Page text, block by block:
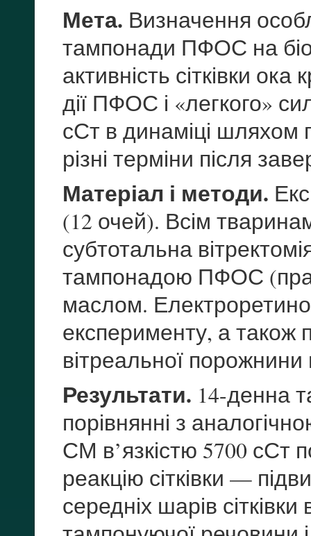
Мета. Визначення
тампонади ПФОС на
активність сітківки
дії ПФОС і «легкого»
сСт в динаміці шляхом
різні терміни після
Матеріал і методи.
(12 очей). Всім
субтотальна
тампонадою ПФОС
маслом.
експерименту, а також
вітреальної
Результати. 14-денна
порівнянні з
СМ в’язкістю 5700 сСт
реакцію сітківки —
середніх шарів